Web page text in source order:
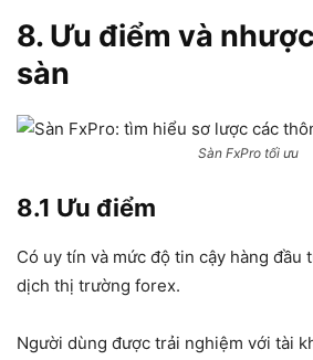
8. Ưu điểm và
sàn
Sàn FxPro tối ưu
8.1 Ưu điểm
Có uy tín và mức độ tin cậy hàng đầu
dịch thị trường forex.
Người dùng được trải nghiệm với tài